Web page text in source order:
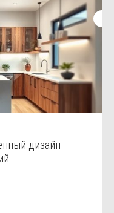
дизайн